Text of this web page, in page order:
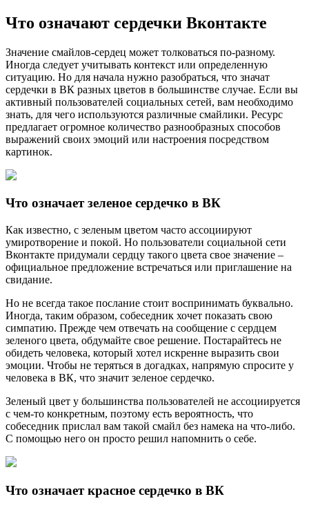
Что означают сердечки Вконтакте
Значение смайлов-сердец может толковаться по-разному.
Иногда следует учитывать контекст или определенную
ситуацию. Но для начала нужно разобраться, что значат
сердечки в ВК разных цветов в большинстве случае. Если вы
активный пользователей социальных сетей, вам необходимо
знать, для чего используются различные смайлики. Ресурс
предлагает огромное количество разнообразных способов
выражений своих эмоций или настроения посредством
картинок.
Что означает зеленое сердечко в ВК
Как известно, с зеленым цветом часто ассоциируют
умиротворение и покой. Но пользователи социальной сети
Вконтакте придумали сердцу такого цвета свое значение –
официальное предложение встречаться или приглашение на
свидание.
Но не всегда такое послание стоит воспринимать буквально.
Иногда, таким образом, собеседник хочет показать свою
симпатию. Прежде чем отвечать на сообщение с сердцем
зеленого цвета, обдумайте свое решение. Постарайтесь не
обидеть человека, который хотел искренне выразить свои
эмоции. Чтобы не теряться в догадках, напрямую спросите у
человека в ВК, что значит зеленое сердечко.
Зеленый цвет у большинства пользователей не ассоциируется
с чем-то конкретным, поэтому есть вероятность, что
собеседник прислал вам такой смайл без намека на что-либо.
С помощью него он просто решил напомнить о себе.
Что означает красное сердечко в ВК